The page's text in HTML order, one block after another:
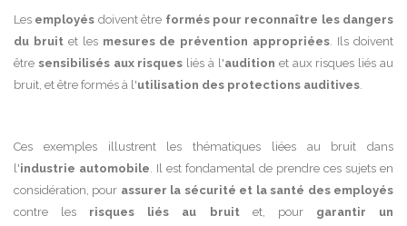
Les employés doivent être formés pour reconnaître les dangers
du bruitet les mesures de prévention appropriées. Ils doivent
être sensibilisés aux risques liés à l'audition et aux risques liés au
bruit, et être formés à l'utilisation des protections auditives.
Ces exemples illustrent les thématiques liées au bruit dans
l'industrie automobile. Il est fondamental de prendre ces sujets en
considération, pour assurer la sécurité et la santé des employés
contre les risques liés au bruitet, pour garantir un